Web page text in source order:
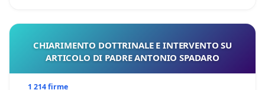
CHIARIMENTO DOTTRINALE E INTERVENTO SU
ARTICOLO DI PADRE ANTONIO SPADARO
1 214 firme